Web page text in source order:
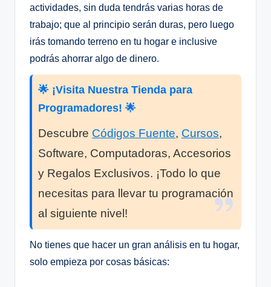
actividades, sin duda tendrás varias horas de
trabajo; que al principio serán duras, pero luego
irás tomando terreno en tu hogar e inclusive
podrás ahorrar algo de dinero.
🌟 ¡Visita Nuestra Tienda para
Programadores! 🌟
Descubre Códigos Fuente, Cursos,
Software, Computadoras, Accesorios
y Regalos Exclusivos. ¡Todo lo que
necesitas para llevar tu programación
al siguiente nivel!
No tienes que hacer un gran análisis en tu hogar,
solo empieza por cosas básicas: